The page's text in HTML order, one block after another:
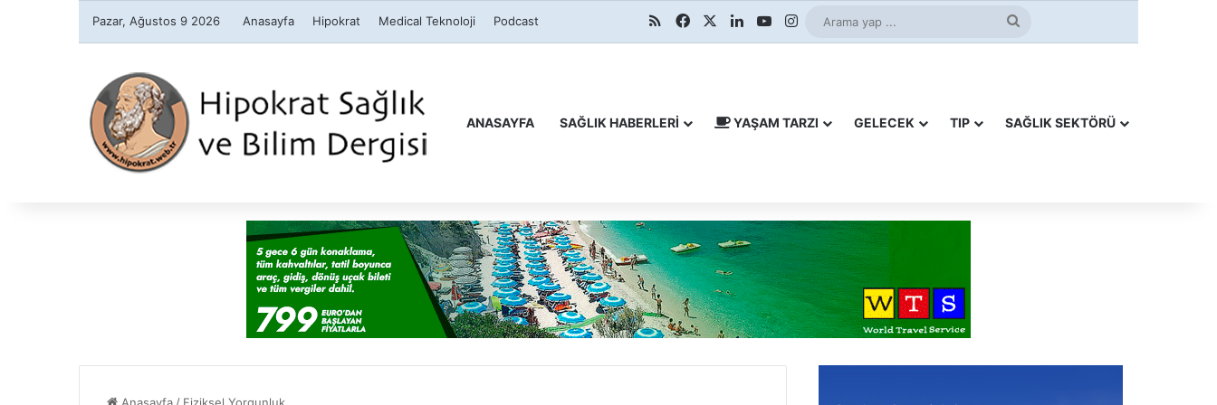
Pazar, Ağustos 9 2026 Anasayfa Hipokrat Medical Teknoloji Podcast RSSFacebookLinkedInYouTube
Instagram
Arama
ANASAYFA SAĞLIK HABERLERI YAŞAM TARZI GELECEK TIP SAĞLIK SEKTÖRÜ